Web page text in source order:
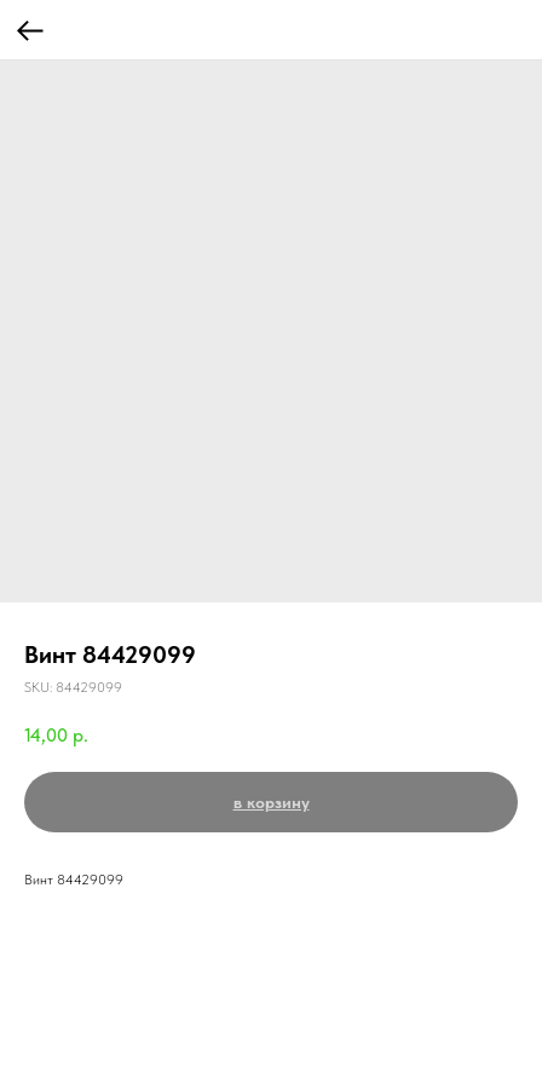
Винт 84429099
SKU: 84429099
14,00 р.
в корзину
Винт 84429099